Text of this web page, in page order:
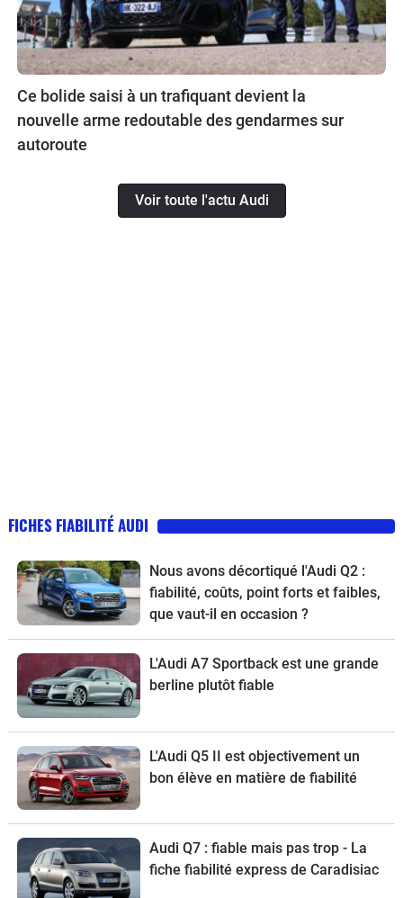
Ce bolide saisi à un trafiquant devient la
nouvelle arme redoutable des gendarmes sur
autoroute
Voir toute l'actu Audi
FICHES FIABILITÉ AUDI
Nous avons décortiqué l'Audi Q2 :
fiabilité, coûts, point forts et faibles,
que vaut-il en occasion ?
L'Audi A7 Sportback est une grande
berline plutôt fiable
L'Audi Q5 II est objectivement un
bon élève en matière de fiabilité
Audi Q7 : fiable mais pas trop - La
fiche fiabilité express de Caradisiac